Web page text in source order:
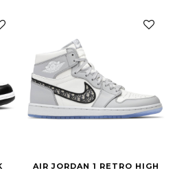
AIR JORDAN 1 RETRO HIGH